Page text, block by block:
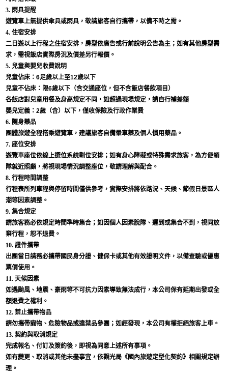
3. 雨具提醒
遊覽車上無提供傘具或雨具，敬請旅客自行攜帶，以備不時之需。
4. 住宿安排
二日遊以上行程之住宿安排，房型依廣告或行前說明公告為主；如有其他房型需
求，需視飯店實際房況及價差另行報價。
5. 兒童與嬰兒收費說明
兒童佔床：6足歲以上至12歲以下
兒童不佔床：限6歲以下（含交通座位，但不含飯店餐飲項目）
各飯店對兒童用餐及身高規定不同，如超過現場規定，請自行補差額
嬰兒定義：2歲（含）以下，僅收保險及行政作業費
6. 隨身藥品
團體旅遊全程搭乘遊覽車，建議旅客自備暈車藥及個人慣用藥品。
7. 座位安排
遊覽車座位依線上選位系統劃位安排；如有身心障礙或特殊需求旅客，為方便領
隊就近照顧，將視現場情況調整座位，敬請理解與配合。
8. 行程時間調整
行程表所列車程與停留時間僅供參考，實際安排將依路況、天候、節假日景區人
潮等因素調整。
9. 集合規定
請旅客務必依規定時間準時集合；如因個人因素脫隊、遲到或集合不到，視同放
棄行程，恕不退費。
10. 證件攜帶
出團當日請務必攜帶國民身分證、健保卡或其他有效證明文件，以備查驗或優惠
票價使用。
11. 天候因素
如遇颱風、地震、豪雨等不可抗力因素導致無法成行，本公司保有延期出發或全
額退費之權利。
12. 禁止攜帶物品
請勿攜帶寵物、危險物品或違禁品參團；如經發現，本公司有權拒絕旅客上車。
13. 契約與取消規定
完成報名、付訂及簽約後，即視為同意上述所有事項。
如有變更、取消或其他未盡事宜，依觀光局《國內旅遊定型化契約》相關規定辦
理。